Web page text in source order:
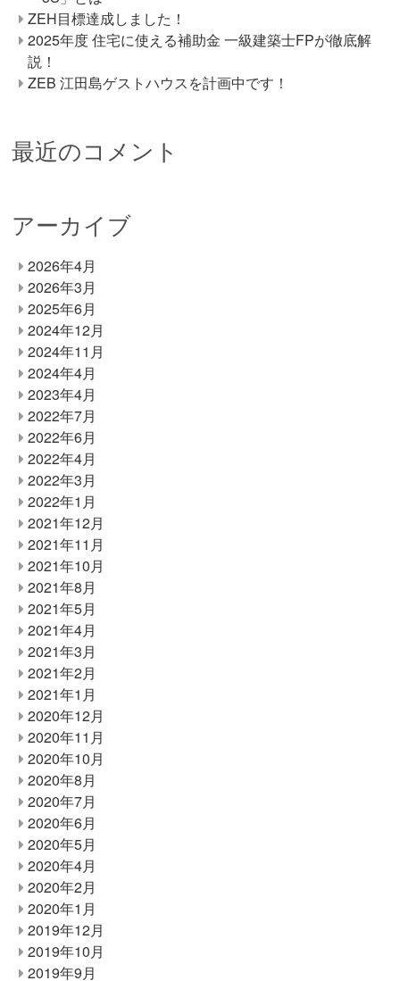
ZEH目標達成しました！
2025年度 住宅に使える補助金 一級建築士FPが徹底解
説！
ZEB 江田島ゲストハウスを計画中です！
最近のコメント
アーカイブ
2026年4月
2026年3月
2025年6月
2024年12月
2024年11月
2024年4月
2023年4月
2022年7月
2022年6月
2022年4月
2022年3月
2022年1月
2021年12月
2021年11月
2021年10月
2021年8月
2021年5月
2021年4月
2021年3月
2021年2月
2021年1月
2020年12月
2020年11月
2020年10月
2020年8月
2020年7月
2020年6月
2020年5月
2020年4月
2020年2月
2020年1月
2019年12月
2019年10月
2019年9月